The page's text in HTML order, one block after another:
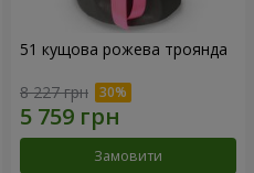
51 кущова рожева троянда
8 227 грн
Замовити